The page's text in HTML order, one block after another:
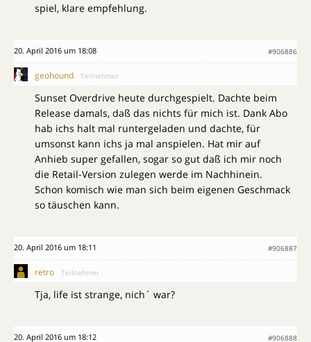
spiel, klare empfehlung.
20. April 2016 um 18:08 #906886
geohound Teilnehmer
Sunset Overdrive heute durchgespielt. Dachte beim
Release damals, daß das nichts für mich ist. Dank Abo
hab ichs halt mal runtergeladen und dachte, für
umsonst kann ichs ja mal anspielen. Hat mir auf
Anhieb super gefallen, sogar so gut daß ich mir noch
die Retail-Version zulegen werde im Nachhinein.
Schon komisch wie man sich beim eigenen Geschmack
so täuschen kann.
20. April 2016 um 18:11 #906887
retro Teilnehmer
Tja, life ist strange, nich´ war?
20. April 2016 um 18:12 #906888